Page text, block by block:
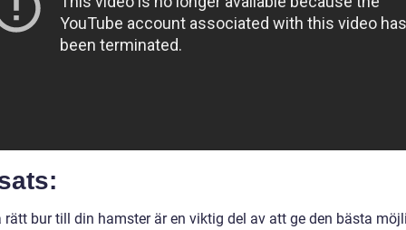
rätt bur till din hamster är en viktig del av att ge den bästa